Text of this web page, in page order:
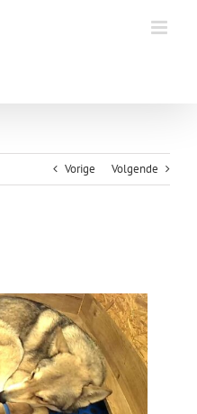
Vorige Volgende